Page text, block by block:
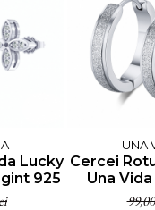
Lucky
925
UNA
Cercei
Una